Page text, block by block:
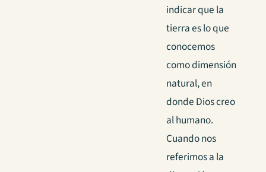
indicar que la
tierra es lo que
conocemos
como dimensión
natural, en
donde Dios creo
al humano.
Cuando nos
referimos a la